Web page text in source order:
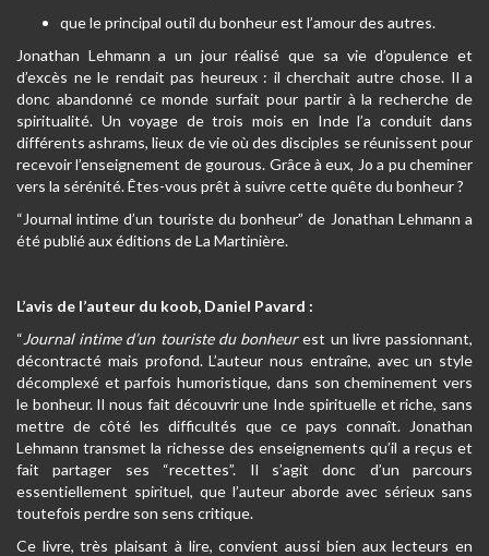
que le principal outil du bonheur est l’amour des autres.
Jonathan Lehmann a un jour réalisé que sa vie d’opulence et
d’excès ne le rendait pas heureux : il cherchait autre chose. Il a
donc abandonné ce monde surfait pour partir à la recherche de
spiritualité. Un voyage de trois mois en Inde l’a conduit dans
différents ashrams, lieux de vie où des disciples se réunissent pour
recevoir l’enseignement de gourous. Grâce à eux, Jo a pu cheminer
vers la sérénité. Êtes-vous prêt à suivre cette quête du bonheur ?
“Journal intime d’un touriste du bonheur” de Jonathan Lehmann a
été publié aux éditions de La Martinière.
L’avis de l’auteur du koob, Daniel Pavard :
“ Journal intime d’un touriste du bonheurest un livre passionnant,
décontracté mais profond. L’auteur nous entraîne, avec un style
décomplexé et parfois humoristique, dans son cheminement vers
le bonheur. Il nous fait découvrir une Inde spirituelle et riche, sans
mettre de côté les difficultés que ce pays connaît. Jonathan
Lehmann transmet la richesse des enseignements qu’il a reçus et
fait partager ses “recettes”. Il s’agit donc d’un parcours
essentiellement spirituel, que l’auteur aborde avec sérieux sans
toutefois perdre son sens critique.
Ce livre, très plaisant à lire, convient aussi bien aux lecteurs en